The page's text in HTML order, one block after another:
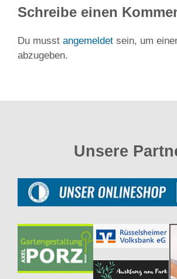
Schreibe einen
Du musst angemeldet sein, um
abzugeben.
Unsere